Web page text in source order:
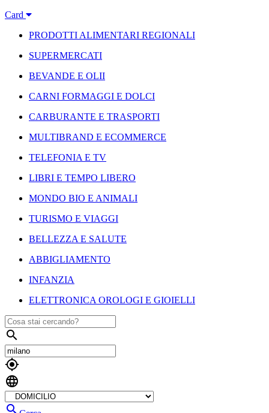
Card
PRODOTTI ALIMENTARI REGIONALI
SUPERMERCATI
BEVANDE E OLII
CARNI FORMAGGI E DOLCI
CARBURANTE E TRASPORTI
MULTIBRAND E ECOMMERCE
TELEFONIA E TV
LIBRI E TEMPO LIBERO
MONDO BIO E ANIMALI
TURISMO E VIAGGI
BELLEZZA E SALUTE
ABBIGLIAMENTO
INFANZIA
ELETTRONICA OROLOGI E GIOIELLI



